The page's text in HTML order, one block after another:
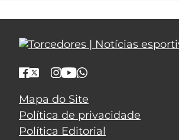
Mapa do Site
Política de privacidade
Política Editorial